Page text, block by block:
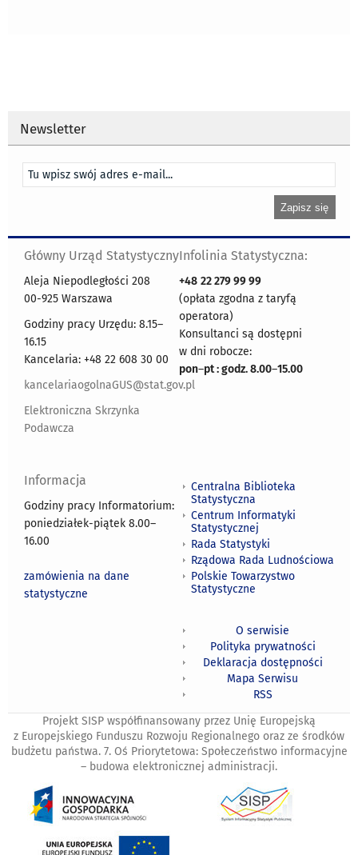
Newsletter
Główny Urząd Statystyczny
Aleja Niepodległości 208
00-925 Warszawa
Godziny pracy Urzędu: 8.15–
16.15
Kancelaria: +48 22 608 30 00
kancelariaogolnaGUS@stat.gov.pl
Elektroniczna Skrzynka
Podawcza
Infolinia Statystyczna:
+48 22 279 99 99
(opłata zgodna z taryfą
operatora)
Konsultanci są dostępni
w dni robocze:
pon–pt : godz. 8.00–15.00
Informacja
Godziny pracy Informatorium:
poniedziałek-piątek 8.00–
16.00
zamówienia na dane
statystyczne
Centralna Biblioteka
Statystyczna
Centrum Informatyki
Statystycznej
Rada Statystyki
Rządowa Rada Ludnościowa
Polskie Towarzystwo
Statystyczne
O serwisie
Polityka prywatności
Deklaracja dostępności
Mapa Serwisu
RSS
Projekt SISP współfinansowany przez Unię Europejską
z Europejskiego Funduszu Rozwoju Regionalnego oraz ze środków
budżetu państwa. 7. Oś Priorytetowa: Społeczeństwo informacyjne
– budowa elektronicznej administracji.